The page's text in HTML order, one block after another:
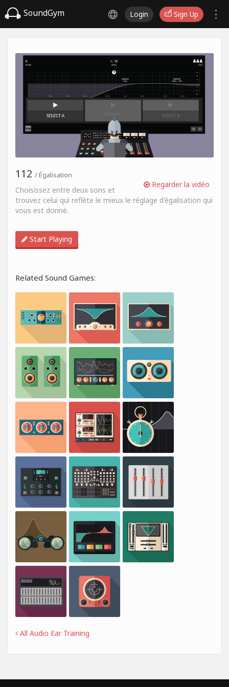
SoundGym Login Sign Up
Regarder la vidéo
112 / Égalisation
Choisissez entre deux sons et
trouvez celui qui reflète le mieux le réglage d'égalisation qui
vous est donné.
Start Playing
Related Sound Games:
All Audio Ear Training